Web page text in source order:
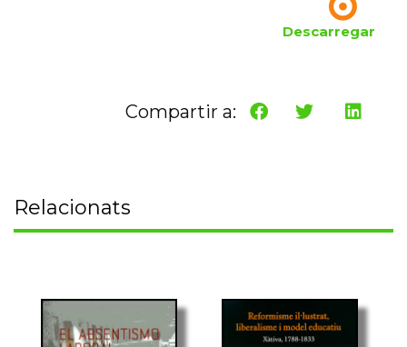
Descarregar
Compartir a:
Relacionats